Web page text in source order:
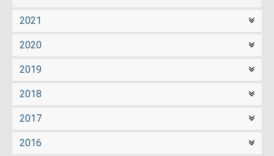
2021
2020
2019
2018
2017
2016